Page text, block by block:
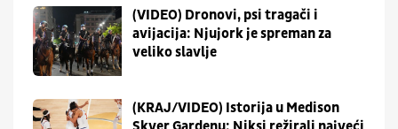
(VIDEO) Dronovi, psi tragači i
avijacija: Njujork je spreman za
veliko slavlje
(KRAJ/VIDEO) Istorija u Medison